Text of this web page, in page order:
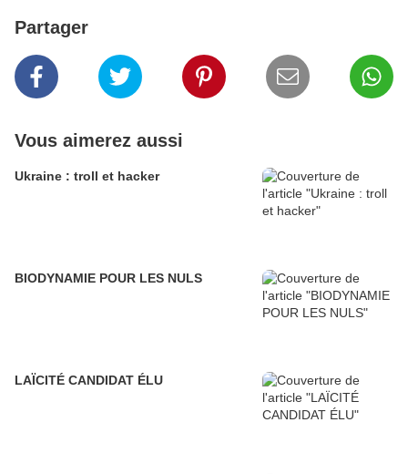
Partager
Vous aimerez aussi
Ukraine : troll et hacker
BIODYNAMIE POUR LES NULS
LAÏCITÉ CANDIDAT ÉLU